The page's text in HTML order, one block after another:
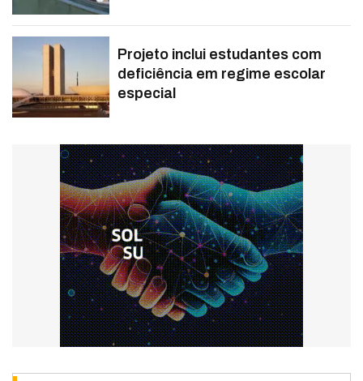
Projeto inclui estudantes com
deficiência em regime escolar
especial